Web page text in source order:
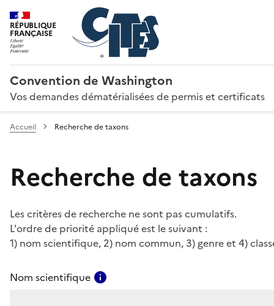
RÉPUBLIQUE
FRANÇAISE
Convention de Washington
Vos demandes dématérialisées de permis et certificats
Accueil Recherche de taxons
Recherche de taxons
Les critères de recherche ne sont pas cumulatifs.
L'ordre de priorité appliqué est le suivant :
1) nom scientifique, 2) nom commun, 3) genre et 4)
Nom scientifique